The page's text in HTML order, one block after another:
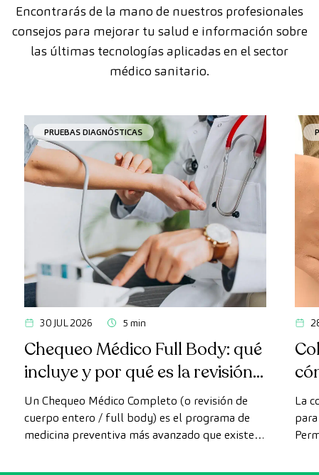
Encontrarás de la mano de nuestros profesionales
consejos para mejorar tu salud e información sobre
las últimas tecnologías aplicadas en el sector
médico sanitario.
PRUEBAS DIAGNÓSTICAS
30 JUL 2026 5 min
Chequeo Médico Full Body: qué
incluye y por qué es la revisión
más avanzada
Un Chequeo Médico Completo (o revisión de
cuerpo entero / full body) es el programa de
medicina preventiva más avanzado que existe
convencionales, este chequeo utiliza la
La